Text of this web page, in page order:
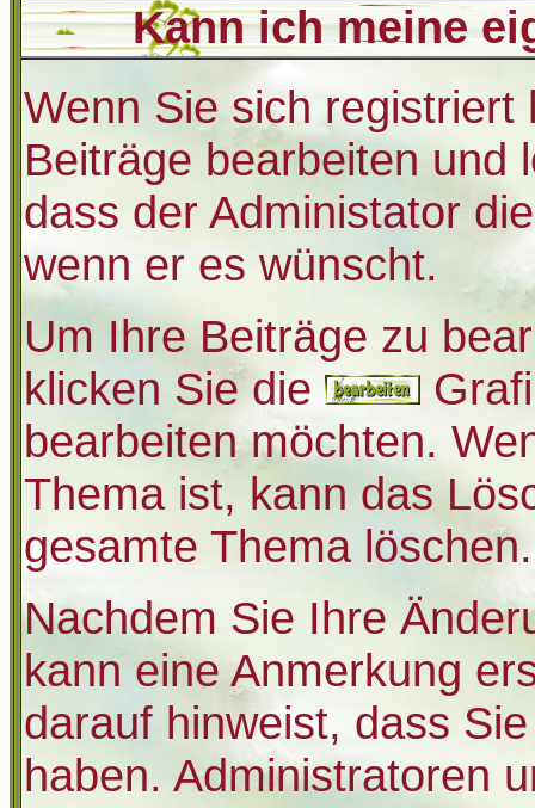
Kann ich meine
Wenn Sie sich
Beiträge bearbeiten und
dass der Administator
wenn er es wünscht.
Um Ihre Beiträge zu
klicken Sie die
bearbeiten möchten.
Thema ist, kann das
gesamte Thema löschen.
Nachdem Sie Ihre
kann eine Anmerkung
darauf hinweist, dass
haben. Administratoren